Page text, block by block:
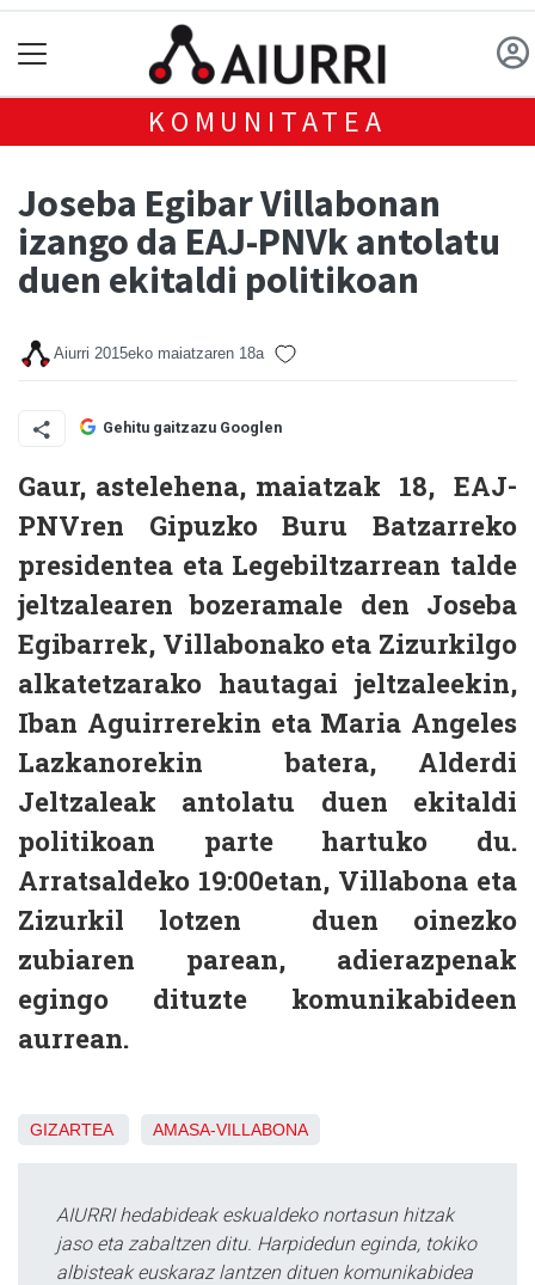
KOMUNITATEA
Joseba Egibar Villabonan
izango da EAJ-PNVk antolatu
duen ekitaldi politikoan
Aiurri 2015eko maiatzaren 18a
Gehitu gaitzazu Googlen
Gaur, astelehena, maiatzak 18, EAJ-
PNVren Gipuzko Buru Batzarreko
presidentea eta Legebiltzarrean talde
jeltzalearen bozeramale den Joseba
Egibarrek, Villabonako eta Zizurkilgo
alkatetzarako hautagai jeltzaleekin,
Iban Aguirrerekin eta Maria Angeles
Lazkanorekin batera, Alderdi
Jeltzaleak antolatu duen ekitaldi
politikoan parte hartuko du.
Arratsaldeko 19:00etan, Villabona eta
Zizurkil lotzen duen oinezko
zubiaren parean, adierazpenak
egingo dituzte komunikabideen
aurrean.
GIZARTEA AMASA-VILLABONA
AIURRI hedabideak eskualdeko nortasun hitzak
jaso eta zabaltzen ditu. Harpidedun eginda, tokiko
albisteak euskaraz lantzen dituen komunikabidea